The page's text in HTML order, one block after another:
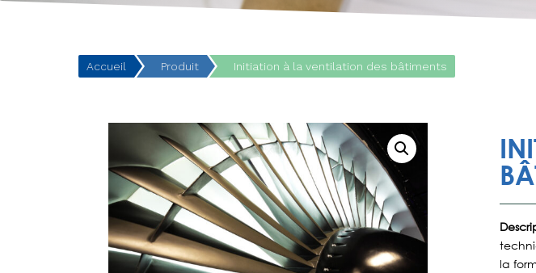
Accueil Produit Initiation à la ventilation des bâtiments
la